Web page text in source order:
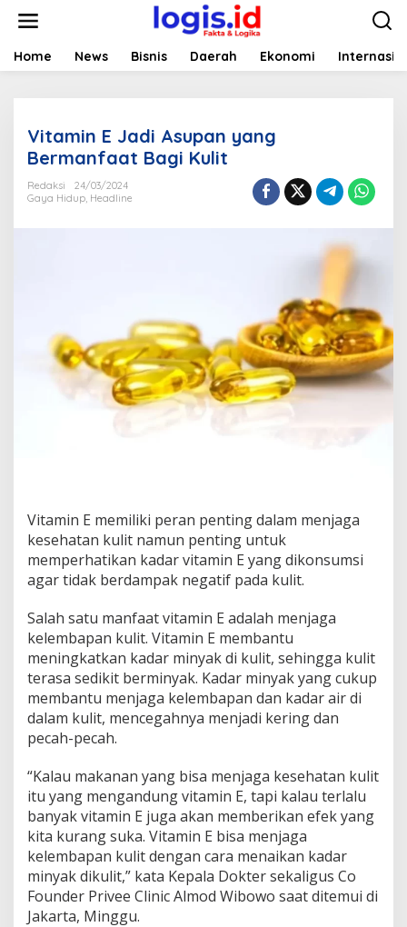
t
Home News Bisnis Daerah Ekonomi
Vitamin E Jadi Asupan yang
Bermanfaat Bagi Kulit
Redaksi
24/03/2024
Gaya Hidup, Headline
Vitamin E memiliki peran penting dalam menjaga
kesehatan kulit namun penting untuk
memperhatikan kadar vitamin E yang dikonsumsi
agar tidak berdampak negatif pada kulit.
Salah satu manfaat vitamin E adalah menjaga
kelembapan kulit. Vitamin E membantu
meningkatkan kadar minyak di kulit, sehingga kulit
terasa sedikit berminyak. Kadar minyak yang cukup
membantu menjaga kelembapan dan kadar air di
dalam kulit, mencegahnya menjadi kering dan
pecah-pecah.
“Kalau makanan yang bisa menjaga kesehatan kulit
itu yang mengandung vitamin E, tapi kalau terlalu
banyak vitamin E juga akan memberikan efek yang
kita kurang suka. Vitamin E bisa menjaga
kelembapan kulit dengan cara menaikan kadar
minyak dikulit,” kata Kepala Dokter sekaligus Co
Founder Privee Clinic Almod Wibowo saat ditemui di
Jakarta, Minggu.